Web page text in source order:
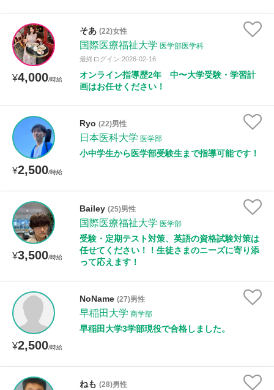
¥4,000/時給
そあ (22)女性
国際医療福祉大学 医学部医学科
最終ログイン:2026-02-16
オンライン指導歴2年 中〜大学受験・学習計
画はお任せください！
¥2,500/時給
Ryo (22)男性
日本医科大学 医学部
小中学生から医学部受験生まで指導可能です！
¥3,500/時給
Bailey (25)男性
国際医療福祉大学 医学部
受験・定期テスト対策、英語の資格試験対策は
任せてください！！生徒さまのニーズに寄り添
って応えます！
¥2,500/時給
NoName (27)男性
早稲田大学 商学部
早稲田大学3学部現役で合格しました。
ねも (28)男性